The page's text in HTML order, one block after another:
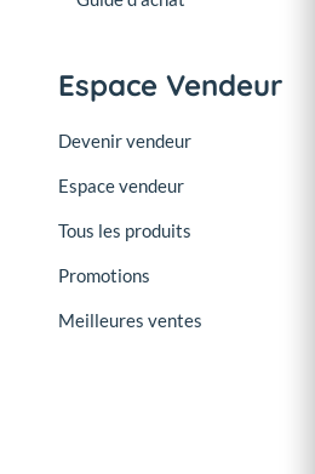
Espace Vendeur
Devenir vendeur
Espace vendeur
Tous les produits
Promotions
Meilleures ventes